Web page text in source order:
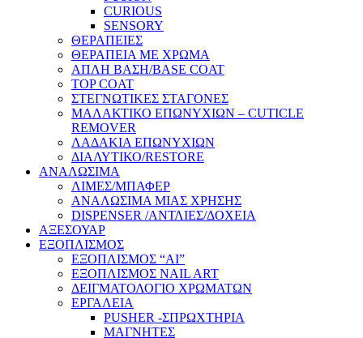
CURIOUS
SENSORY
ΘΕΡΑΠΕΙΕΣ
ΘΕΡΑΠΕΙΑ ΜΕ ΧΡΩΜΑ
ΑΠΛΗ ΒΑΣΗ/BASE COAT
TOP COAT
ΣΤΕΓΝΩΤΙΚΕΣ ΣΤΑΓΟΝΕΣ
ΜΑΛΑΚΤΙΚΟ ΕΠΩΝΥΧΙΩΝ – CUTICLE
REMOVER
ΛΑΔΑΚΙΑ ΕΠΩΝΥΧΙΩΝ
ΔΙΑΛΥΤΙΚΟ/RESTORE
ΑΝΑΛΩΣΙΜΑ
ΛΙΜΕΣ/ΜΠΑΦΕΡ
ΑΝΑΛΩΣΙΜΑ ΜΙΑΣ ΧΡΗΣΗΣ
DISPENSER /ΑΝΤΛΙΕΣ/ΔΟΧΕΙΑ
ΑΞΕΣΟΥΑΡ
ΕΞΟΠΛΙΣΜΟΣ
ΕΞΟΠΛΙΣΜΟΣ “AI”
ΕΞΟΠΛΙΣΜΟΣ NAIL ART
ΔΕΙΓΜΑΤΟΛΟΓΙΟ ΧΡΩΜΑΤΩΝ
ΕΡΓΑΛΕΙΑ
PUSHER -ΣΠΡΩΧΤΗΡΙΑ
ΜΑΓΝΗΤΕΣ